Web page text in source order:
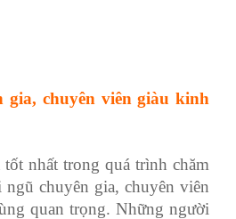
gia, chuyên viên giàu kinh
nhất trong quá trình chăm
chuyên gia, chuyên viên
quan trọng. Những người